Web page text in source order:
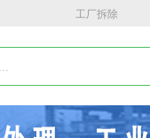
工厂拆除